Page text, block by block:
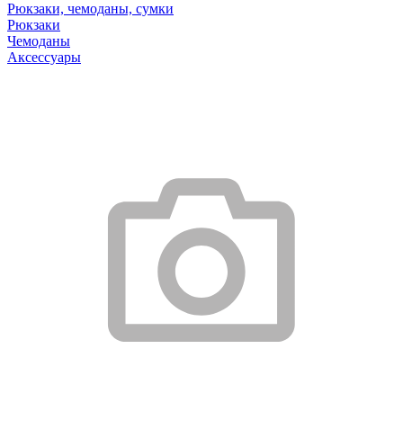
Рюкзаки, чемоданы, сумки
Рюкзаки
Чемоданы
Аксессуары